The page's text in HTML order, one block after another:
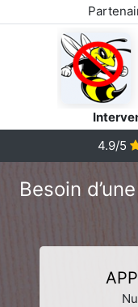
4.9/5
Besoin